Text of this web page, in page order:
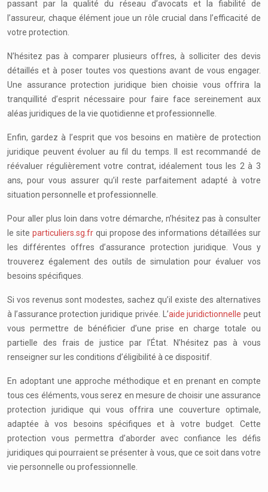
passant par la qualité du réseau d’avocats et la fiabilité de
l’assureur, chaque élément joue un rôle crucial dans l’efficacité de
votre protection.
N’hésitez pas à comparer plusieurs offres, à solliciter des devis
détaillés et à poser toutes vos questions avant de vous engager.
Une assurance protection juridique bien choisie vous offrira la
tranquillité d’esprit nécessaire pour faire face sereinement aux
aléas juridiques de la vie quotidienne et professionnelle.
Enfin, gardez à l’esprit que vos besoins en matière de protection
juridique peuvent évoluer au fil du temps. Il est recommandé de
réévaluer régulièrement votre contrat, idéalement tous les 2 à 3
ans, pour vous assurer qu’il reste parfaitement adapté à votre
situation personnelle et professionnelle.
Pour aller plus loin dans votre démarche, n’hésitez pas à consulter
le site particuliers.sg.frqui propose des informations détaillées sur
les différentes offres d’assurance protection juridique. Vous y
trouverez également des outils de simulation pour évaluer vos
besoins spécifiques.
Si vos revenus sont modestes, sachez qu’il existe des alternatives
à l’assurance protection juridique privée. L’aide juridictionnelle peut
vous permettre de bénéficier d’une prise en charge totale ou
partielle des frais de justice par l’État. N’hésitez pas à vous
renseigner sur les conditions d’éligibilité à ce dispositif.
En adoptant une approche méthodique et en prenant en compte
tous ces éléments, vous serez en mesure de choisir une assurance
protection juridique qui vous offrira une couverture optimale,
adaptée à vos besoins spécifiques et à votre budget. Cette
protection vous permettra d’aborder avec confiance les défis
juridiques qui pourraient se présenter à vous, que ce soit dans votre
vie personnelle ou professionnelle.